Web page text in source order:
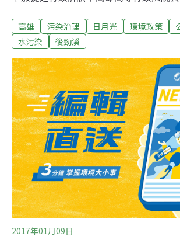
訴後最高行政法院昨判高市府應返還日
萬多元罰鍰，全案確定。高雄高等行政
六次因K7廠放流水確實違反標準被裁罰
長，且裁罰計算基礎錯誤，判日月光勝
昨亦支持此一見解，全案確定。左楠區
出，日月光污染後勁溪造成的事實，沿
裡，當初若非市府從嚴處理就找不出元
能允諾每年拿出一億元、連續三十年投
另位議員張豐藤說，環保局立論應該要
尊重法院判決，重新計算裁罰。
高雄 污染治理 日月光 環境政策
水污染
後勁溪
2017年01月09日